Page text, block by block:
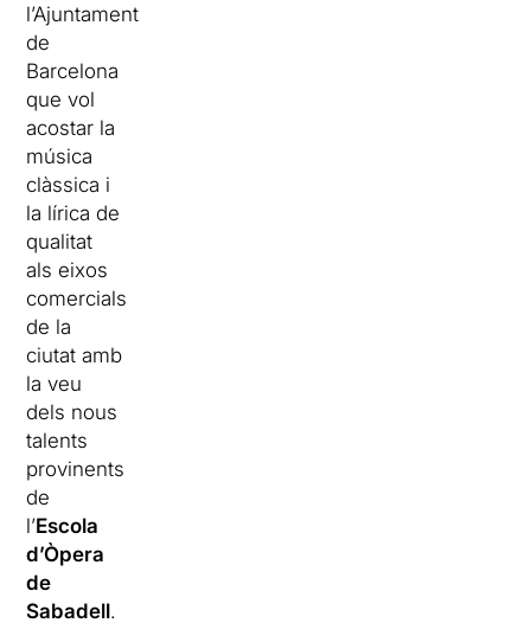
l’Ajuntament
de
Barcelona
que vol
acostar la
música
clàssica i
la lírica de
qualitat
als eixos
comercials
de la
ciutat amb
la veu
dels nous
talents
provinents
de
l’Escola
d’Òpera
de
Sabadell.